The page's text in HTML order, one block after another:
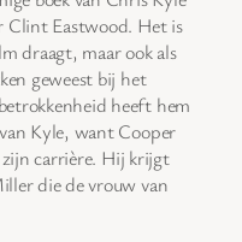
Clint Eastwood. Het is
draagt, maar ook als
geweest bij het
heeft hem
Kyle, want Cooper
carrière. Hij krijgt
die de vrouw van